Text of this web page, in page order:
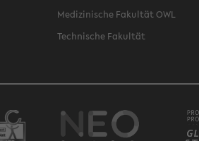
Medizinische Fakultät OWL
Technische Fakultät